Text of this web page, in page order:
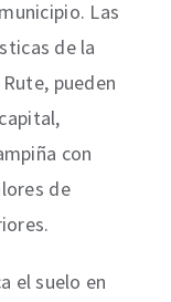
Las
de la
pueden
con
de
el suelo en